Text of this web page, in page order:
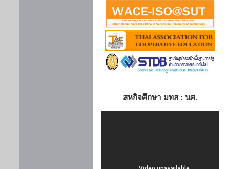
สหกิจศึกษา มทส : นศ.